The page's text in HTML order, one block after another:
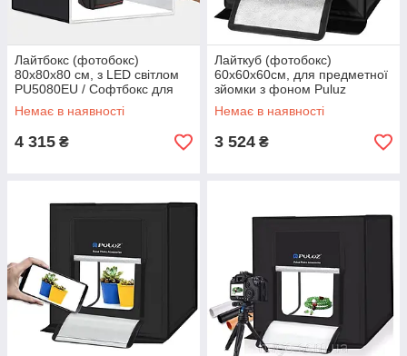
Лайтбокс (фотобокс)
80x80x80 см, з LED світлом
PU5080EU / Софтбокс для
предметної фотозйомки /
Лайткуб
Немає в наявності
4 315 ₴
Лайткуб (фотобокс)
60x60x60см, для предметної
зйомки з фоном Puluz
PU5060 / Софтбокс з
підсвічуванням
Немає в наявності
3 524 ₴